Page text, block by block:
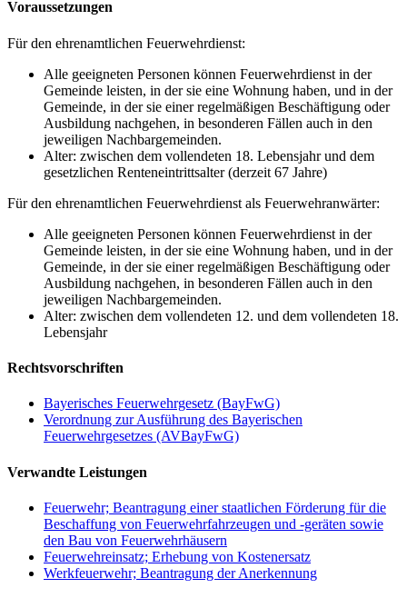
Voraussetzungen
Für den ehrenamtlichen Feuerwehrdienst:
Alle geeigneten Personen können Feuerwehrdienst in der
Gemeinde leisten, in der sie eine Wohnung haben, und in der
Gemeinde, in der sie einer regelmäßigen Beschäftigung oder
Ausbildung nachgehen, in besonderen Fällen auch in den
jeweiligen Nachbargemeinden.
Alter: zwischen dem vollendeten 18. Lebensjahr und dem
gesetzlichen Renteneintrittsalter (derzeit 67 Jahre)
Für den ehrenamtlichen Feuerwehrdienst als Feuerwehranwärter:
Alle geeigneten Personen können Feuerwehrdienst in der
Gemeinde leisten, in der sie eine Wohnung haben, und in der
Gemeinde, in der sie einer regelmäßigen Beschäftigung oder
Ausbildung nachgehen, in besonderen Fällen auch in den
jeweiligen Nachbargemeinden.
Alter: zwischen dem vollendeten 12. und dem vollendeten 18.
Lebensjahr
Rechtsvorschriften
Bayerisches Feuerwehrgesetz (BayFwG)
Verordnung zur Ausführung des Bayerischen
Feuerwehrgesetzes (AVBayFwG)
Verwandte Leistungen
Feuerwehr; Beantragung einer staatlichen Förderung für die
Beschaffung von Feuerwehrfahrzeugen und -geräten sowie
den Bau von Feuerwehrhäusern
Feuerwehreinsatz; Erhebung von Kostenersatz
Werkfeuerwehr; Beantragung der Anerkennung